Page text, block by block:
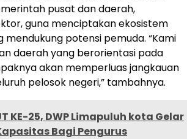
pusat dan daerah,
guna menciptakan ekosistem
potensi pemuda. “Kami
daerah yang berorientasi pada
akan memperluas jangkauan
pelosok negeri,” tambahnya.
KE-25, DWP Limapuluh kota Gelar
Bagi Pengurus